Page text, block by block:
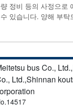
정비 등의 사정으로
있습니다. 양해 부탁
bus Co.,
Ltd.,Shinnan